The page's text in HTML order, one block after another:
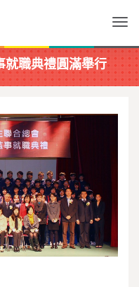
就職典禮圓滿舉行